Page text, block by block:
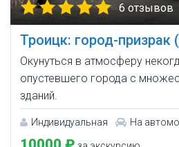
6 отзывов
Троицк: город-призрак
Окунуться в атмосферу
опустевшего города с
зданий.
Индивидуальная На